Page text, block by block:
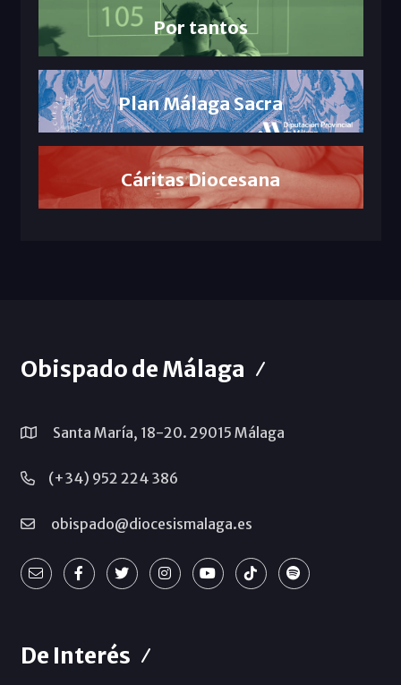
Por tantos
Plan Málaga Sacra
Cáritas Diocesana
Obispado de Málaga
Santa María, 18-20. 29015 Málaga
(+34) 952 224 386
obispado@diocesismalaga.es
De Interés